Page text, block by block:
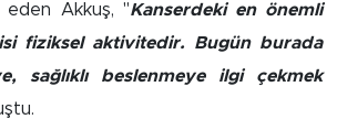
eden Akkuş, "Kanserdeki en önemli
fiziksel aktivitedir. Bugün burada
sağlıklı beslenmeye ilgi çekmek